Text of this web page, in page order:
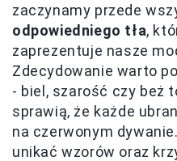
zaczynamy przede
odpowiedniego tła,
zaprezentuje nasze
Zdecydowanie warto
- biel, szarość czy beż
sprawią, że każde
na czerwonym
unikać wzorów oraz